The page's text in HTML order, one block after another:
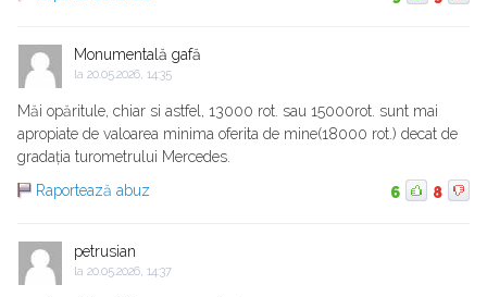
Monumentală gafă
la 20.05.2026, 14:35
Măi opăritule, chiar si astfel, 13000 rot. sau 15000rot. sunt mai
apropiate de valoarea minima oferita de mine(18000 rot.) decat de
gradația turometrului Mercedes.
Raportează abuz
6 8
petrusian
la 20.05.2026, 14:37